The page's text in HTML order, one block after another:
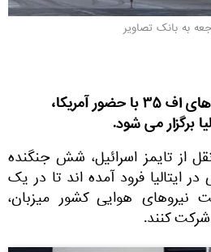
به بانک تصاویر
بزرگترین رزمایش جنگنده های اف ۳۵ با حضور آمریکا،
برگزار می شود.
از تایمز اسرائیل، شش جنگنده
-۳۵ اسرائیلی در ایتالیا فرود آمده اند تا در یک
نیروهای هوایی کشور میزبان،
کنند.